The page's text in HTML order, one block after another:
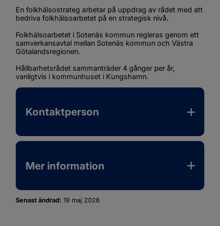
En folkhälsostrateg arbetar på uppdrag av rådet med att
bedriva folkhälsoarbetet på en strategisk nivå.
Folkhälsoarbetet i Sotenäs kommun regleras genom ett
samverkansavtal mellan Sotenäs kommun och Västra
Götalandsregionen.
Hållbarhetsrådet sammanträder 4 gånger per år,
vanligtvis i kommunhuset i Kungshamn.
Kontaktperson
Mer information
Senast ändrad: 19 maj 2026